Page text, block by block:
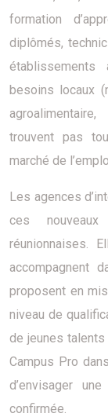
formation
diplômés,
besoins locaux
trouvent pas
marché de
Les agences
ces
réunionnaises.
accompagnent
proposent en
niveau de
de jeunes
Campus Pro
d’envisager
confirmée.